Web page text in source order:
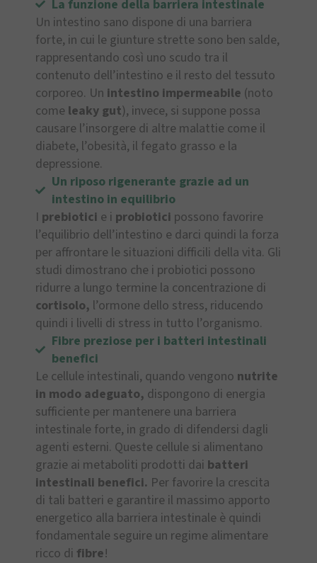
La funzione della barriera intestinale
Un intestino sano dispone di una barriera
forte, in cui le giunture strette sono ben salde,
rappresentando così uno scudo tra il
contenuto dell’intestino e il resto del tessuto
corporeo. Un intestino impermeabile (noto
come leaky gut), invece, si suppone possa
causare l’insorgere di altre malattie come il
diabete, l’obesità, il fegato grasso e la
depressione.
Un riposo rigenerante grazie ad un
intestino in equilibrio
I prebiotici e i probiotici possono favorire
l’equilibrio dell’intestino e darci quindi la forza
per affrontare le situazioni difficili della vita. Gli
studi dimostrano che i probiotici possono
ridurre a lungo termine la concentrazione di
cortisolo, l’ormone dello stress, riducendo
quindi i livelli di stress in tutto l’organismo.
Fibre preziose per i batteri intestinali
benefici
Le cellule intestinali, quando vengono nutrite
in modo adeguato, dispongono di energia
sufficiente per mantenere una barriera
intestinale forte, in grado di difendersi dagli
agenti esterni. Queste cellule si alimentano
grazie ai metaboliti prodotti dai batteri
intestinali benefici. Per favorire la crescita
di tali batteri e garantire il massimo apporto
energetico alla barriera intestinale è quindi
fondamentale seguire un regime alimentare
ricco di fibre!